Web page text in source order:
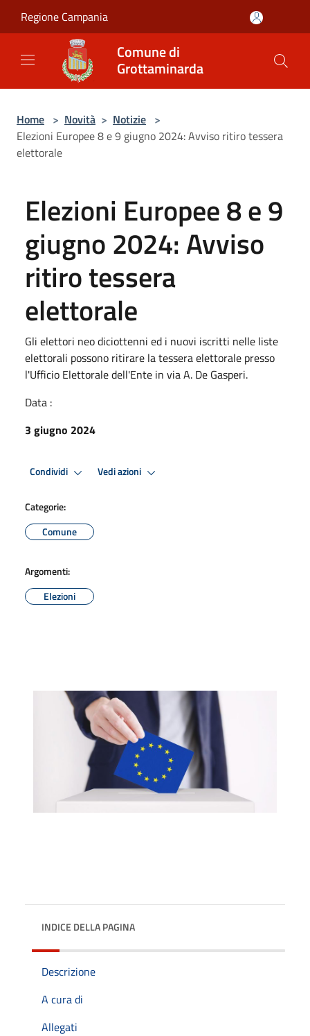
Regione Campania
Comune di
Grottaminarda
Home > Novità > Notizie >
Elezioni Europee 8 e 9 giugno 2024: Avviso ritiro tessera
elettorale
Elezioni Europee 8 e 9
giugno 2024: Avviso
ritiro tessera
elettorale
Gli elettori neo diciottenni ed i nuovi iscritti nelle liste
elettorali possono ritirare la tessera elettorale presso
l'Ufficio Elettorale dell'Ente in via A. De Gasperi.
Data :
3 giugno 2024
Condividi Vedi azioni
Categorie:
Comune
Argomenti:
Elezioni
INDICE DELLA PAGINA
Descrizione
A cura di
Allegati